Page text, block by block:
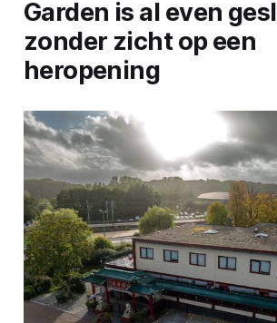
Garden is al even
zonder zicht op een
heropening